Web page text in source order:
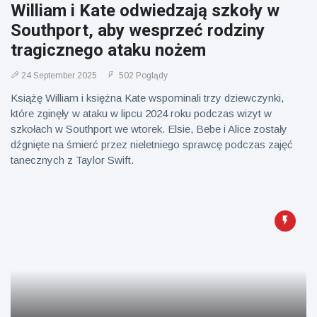
William i Kate odwiedzają szkoły w
Southport, aby wesprzeć rodziny
tragicznego ataku nożem
24 September 2025 502 Poglądy
Książę William i księżna Kate wspominali trzy dziewczynki,
które zginęły w ataku w lipcu 2024 roku podczas wizyt w
szkołach w Southport we wtorek. Elsie, Bebe i Alice zostały
dźgnięte na śmierć przez nieletniego sprawcę podczas zajęć
tanecznych z Taylor Swift.